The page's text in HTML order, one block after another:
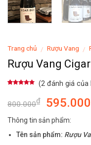
Trang chủ / Rượu Vang /
Rượu Vang
đánh giá
(2 đánh giá của
800.000₫ 595.000
Thông tin sản phẩm:
Tên sản phẩm: Rượu